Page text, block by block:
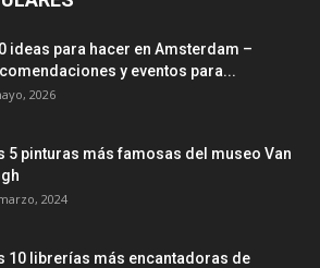
ideas para hacer en Amsterdam –
y eventos para...
2026
5 pinturas más famosas del museo Van
2024
10 librerías más encantadoras de